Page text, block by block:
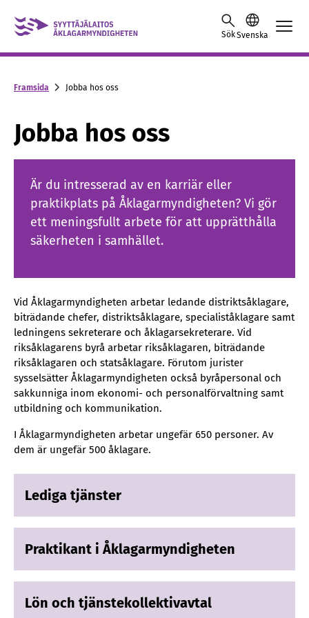
Skip to content -saavutettavuusohje
SökSvenska
Framsida Jobba hos oss
Jobba hos oss
Är du intresserad av en karriär eller
praktikplats på Åklagarmyndigheten? Vi gör
ett meningsfullt arbete för att upprätthålla
säkerheten i samhället.
Vid Åklagarmyndigheten arbetar ledande distriktsåklagare,
biträdande chefer, distriktsåklagare, specialiståklagare samt
ledningens sekreterare och åklagarsekreterare. Vid
riksåklagarens byrå arbetar riksåklagaren, biträdande
riksåklagaren och statsåklagare. Förutom jurister
sysselsätter Åklagarmyndigheten också byråpersonal och
sakkunniga inom ekonomi- och personalförvaltning samt
utbildning och kommunikation.
I Åklagarmyndigheten arbetar ungefär 650 personer. Av
dem är ungefär 500 åklagare.
Lediga tjänster
Praktikant i Åklagarmyndigheten
Lön och tjänstekollektivavtal